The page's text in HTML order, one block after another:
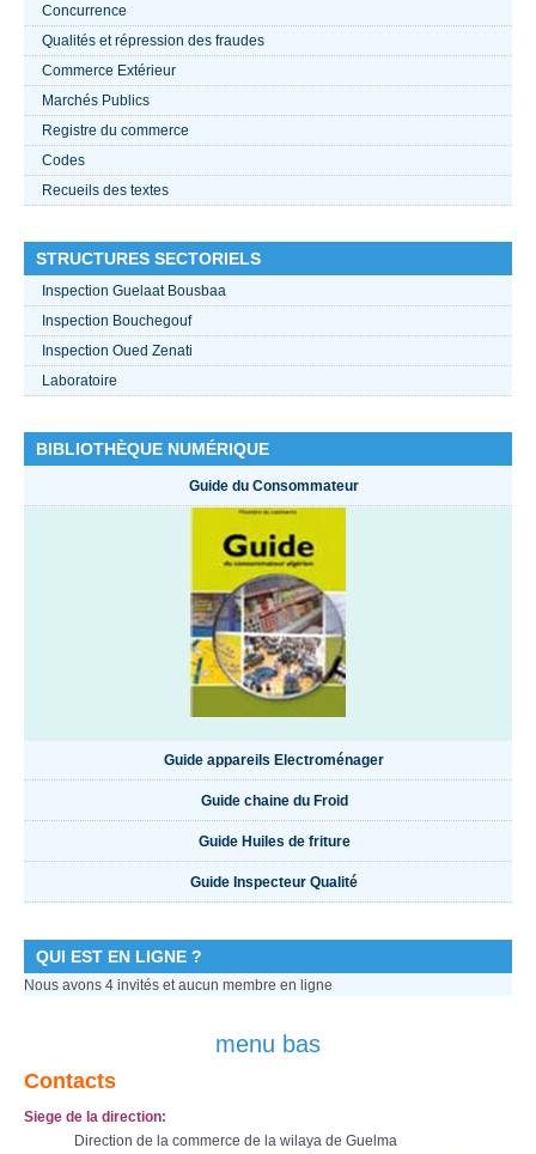
Concurrence
Qualités et répression des fraudes
Commerce Extérieur
Marchés Publics
Registre du commerce
Codes
Recueils des textes
STRUCTURES SECTORIELS
Inspection Guelaat Bousbaa
Inspection Bouchegouf
Inspection Oued Zenati
Laboratoire
BIBLIOTHÈQUE NUMÉRIQUE
Guide du Consommateur
Guide appareils Electroménager
Guide chaine du Froid
Guide Huiles de friture
Guide Inspecteur Qualité
QUI EST EN LIGNE ?
Nous avons 4 invités et aucun membre en ligne
menu bas
Contacts
Siege de la direction:
Direction de la commerce de la wilaya de Guelma